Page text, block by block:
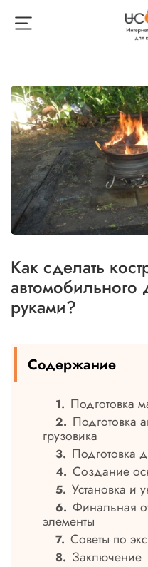
Как сделать
автомобильного
руками?
Содержание
1 Подготовка
2 Подготовка
грузовика
3 Подготовка
4 Создание
5 Установка и
6 Финальная
элементы
7 Советы по
8 Заключение